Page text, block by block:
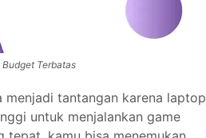
Terbatas
menjadi tantangan karena laptop
untuk menjalankan game